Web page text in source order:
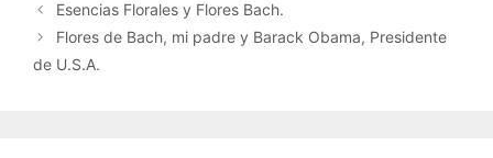
Esencias Florales y Flores Bach.
Flores de Bach, mi padre y Barack Obama, Presidente
de U.S.A.